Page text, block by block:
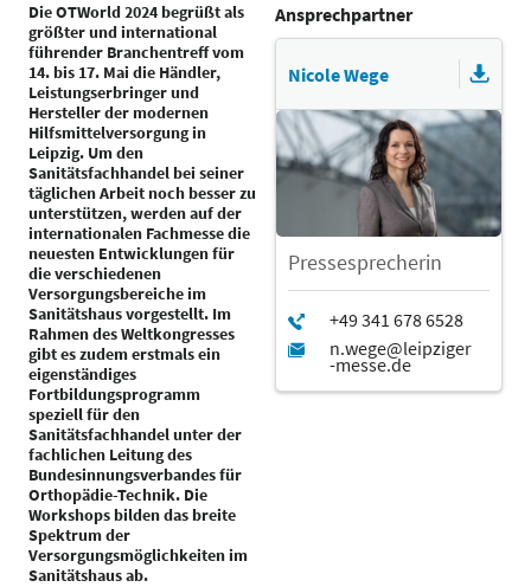
Die OTWorld 2024 begrüßt als
größter und international
führender Branchentreff vom
14. bis 17. Mai die Händler,
Leistungserbringer und
Hersteller der modernen
Hilfsmittelversorgung in
Leipzig. Um den
Sanitätsfachhandel bei seiner
täglichen Arbeit noch besser zu
unterstützen, werden auf der
internationalen Fachmesse die
neuesten Entwicklungen für
die verschiedenen
Versorgungsbereiche im
Sanitätshaus vorgestellt. Im
Rahmen des Weltkongresses
gibt es zudem erstmals ein
eigenständiges
Fortbildungsprogramm
speziell für den
Sanitätsfachhandel unter der
fachlichen Leitung des
Bundesinnungsverbandes für
Orthopädie-Technik. Die
Workshops bilden das breite
Spektrum der
Versorgungsmöglichkeiten im
Sanitätshaus ab.
Ansprechpartner
Nicole Wege
Pressesprecherin